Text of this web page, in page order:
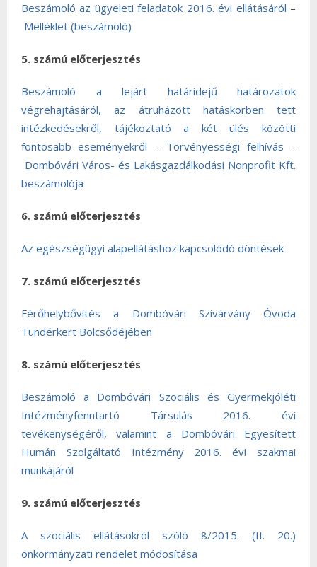
Beszámoló az ügyeleti feladatok 2016. évi ellátásáról –
Melléklet (beszámoló)
5. számú előterjesztés
Beszámoló a lejárt határidejű határozatok
végrehajtásáról, az átruházott hatáskörben tett
intézkedésekről, tájékoztató a két ülés közötti
fontosabb eseményekről – Törvényességi felhívás –
Dombóvári Város- és Lakásgazdálkodási Nonprofit Kft.
beszámolója
6. számú előterjesztés
Az egészségügyi alapellátáshoz kapcsolódó döntések
7. számú előterjesztés
Férőhelybővítés a Dombóvári Szivárvány Óvoda
Tündérkert Bölcsődéjében
8. számú előterjesztés
Beszámoló a Dombóvári Szociális és Gyermekjóléti
Intézményfenntartó Társulás 2016. évi
tevékenységéről, valamint a Dombóvári Egyesített
Humán Szolgáltató Intézmény 2016. évi szakmai
munkájáról
9. számú előterjesztés
A szociális ellátásokról szóló 8/2015. (II. 20.)
önkormányzati rendelet módosítása